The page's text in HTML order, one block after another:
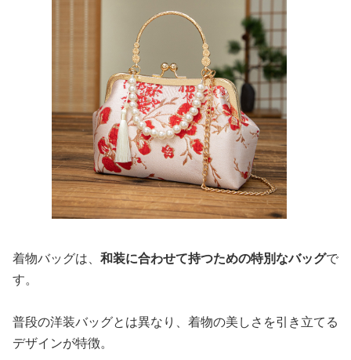
着物バッグは、 和装に合わせて持つための特別なバッグで
す。
普段の洋装バッグとは異なり、着物の美しさを引き立てる
デザインが特徴。